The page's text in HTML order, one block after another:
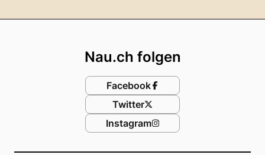
Nau.ch folgen
Facebook
Twitter
Instagram